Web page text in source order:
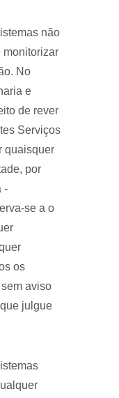
não
monitorizar
No
e
de rever
Serviços
quaisquer
por
-
se a o
os
aviso
julgue